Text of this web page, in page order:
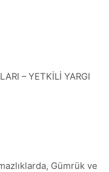
– YETKİLİ YARGI
Gümrük ve